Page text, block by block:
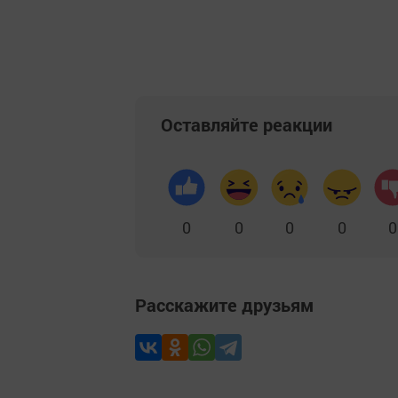
Оставляйте реакции
0 0 0 0 0
Расскажите друзьям